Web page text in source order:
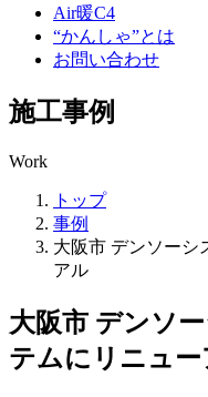
Air暖C4
“かんしゃ”とは
お問い合わせ
施工事例
Work
トップ
事例
大阪市 デンソーシ
アル
大阪市 デンソ
テムにリニュー